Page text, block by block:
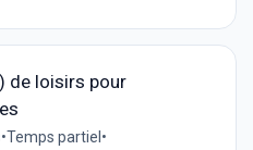
de loisirs pour
•Temps partiel •